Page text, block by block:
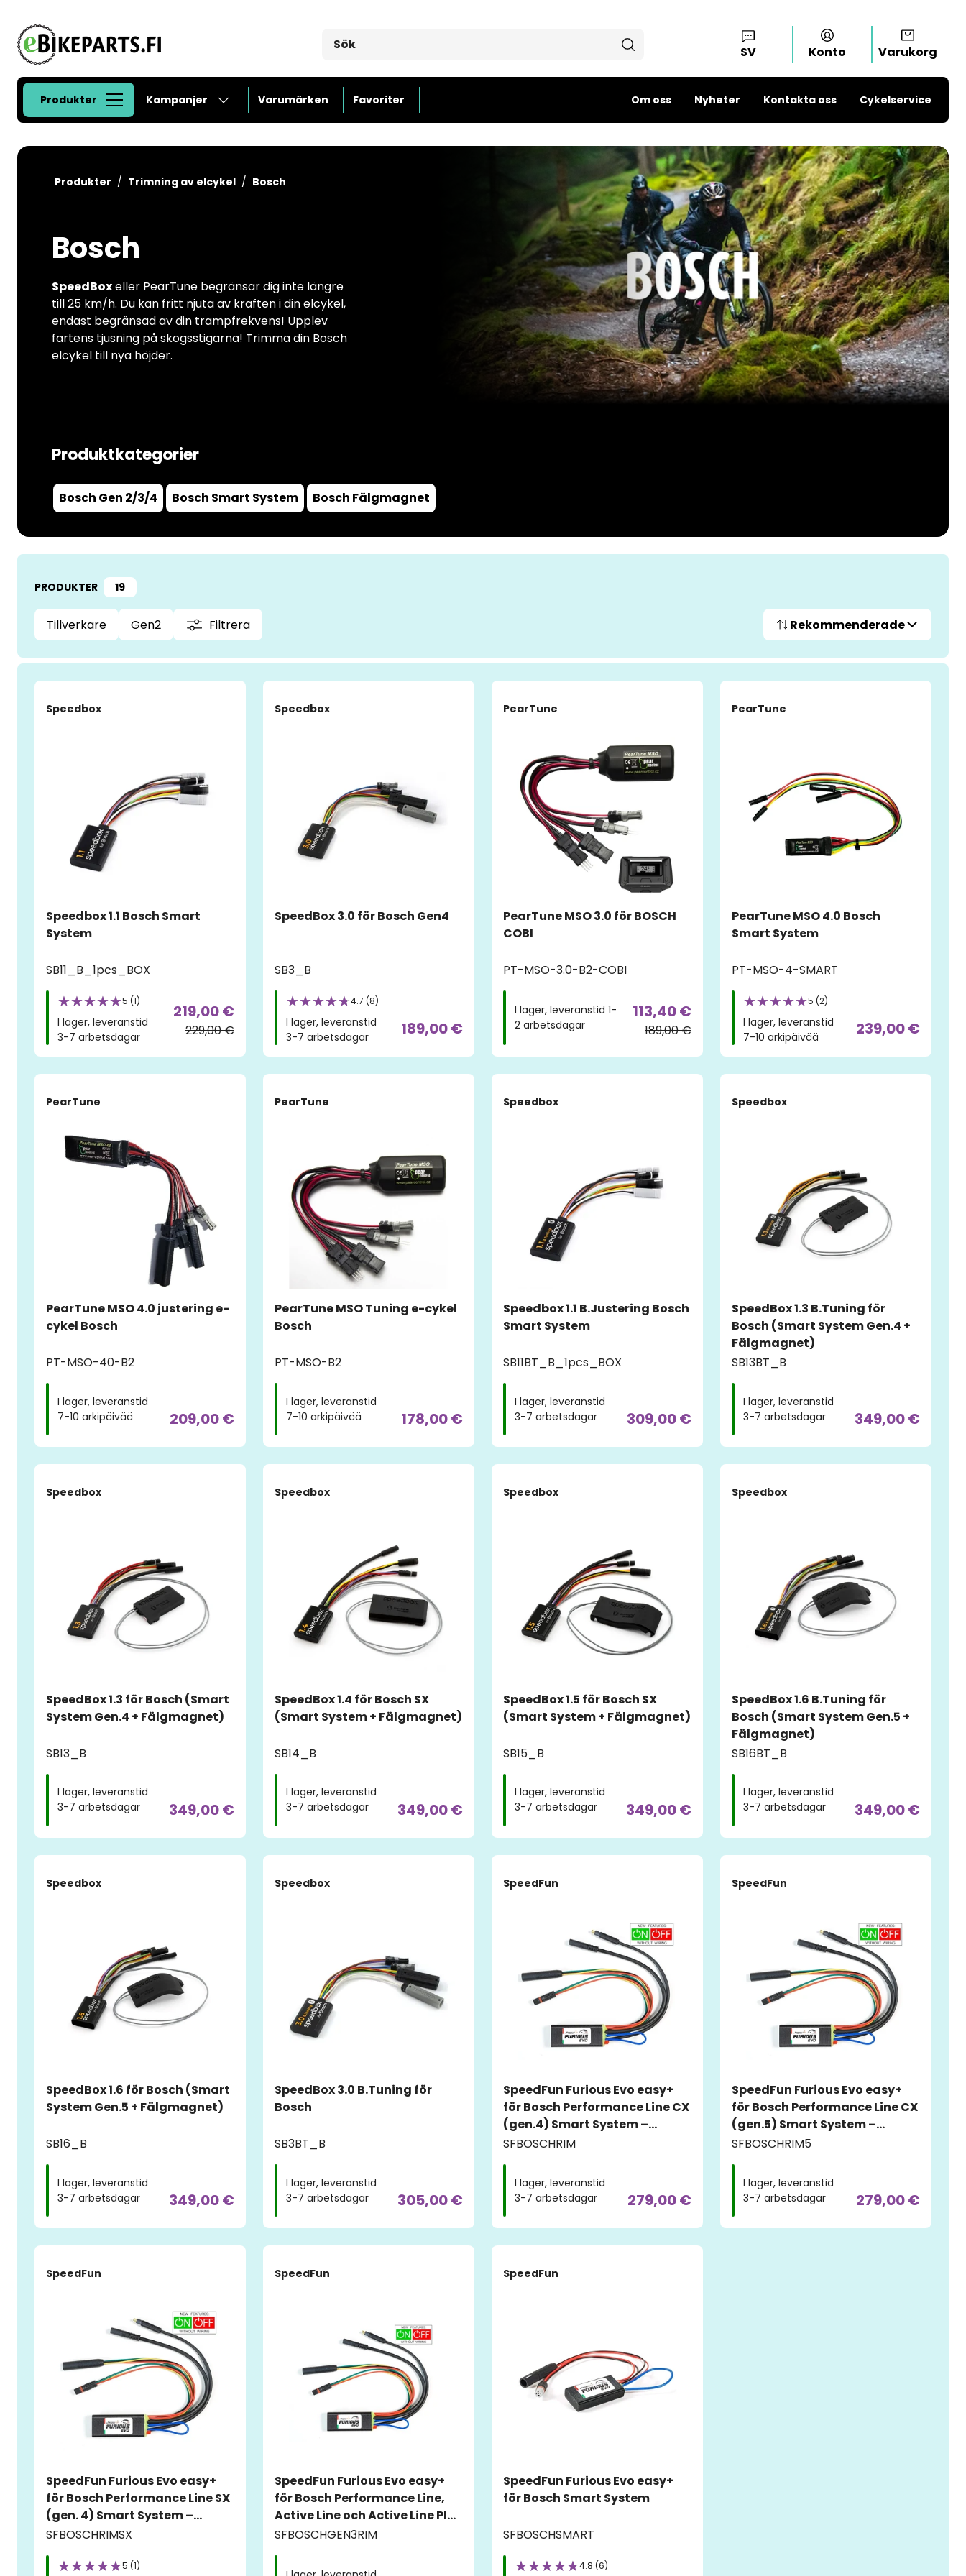
SV Konto Varukorg
Produkter Kampanjer Varumärken Favoriter Om oss Nyheter Kontakta oss Cykelservice
Produkter Trimning av elcykel Bosch
Bosch
SpeedBoxeller PearTune begränsar dig inte längre
till 25 km/h. Du kan fritt njuta av kraften i din elcykel,
endast begränsad av din trampfrekvens! Upplev
fartens tjusning på skogsstigarna! Trimma din Bosch
elcykel till nya höjder.
Produktkategorier
Bosch Gen 2/3/4 Bosch Smart System Bosch Fälgmagnet
PRODUKTER 19
Tillverkare Gen2 Filtrera Rekommenderade
Speedbox
-4%
Speedbox 1.1 Bosch Smart
System
SB11_B_1pcs_BOX
5 (1)
I lager, leveranstid
3-7 arbetsdagar
219,00 €
229,00 €
Speedbox
SpeedBox 3.0 för Bosch Gen4
SB3_B
4.7 (8)
I lager, leveranstid
3-7 arbetsdagar
189,00 €
PearTune
-40%
PearTune MSO 3.0 för BOSCH
COBI
PT-MSO-3.0-B2-COBI
I lager, leveranstid 1-
2 arbetsdagar
113,40 €
189,00 €
PearTune
PearTune MSO 4.0 Bosch
Smart System
PT-MSO-4-SMART
5 (2)
I lager, leveranstid
7-10 arkipäivää
239,00 €
PearTune
PearTune MSO 4.0 justering e-
cykel Bosch
PT-MSO-40-B2
I lager, leveranstid
7-10 arkipäivää
209,00 €
PearTune
PearTune MSO Tuning e-cykel
Bosch
PT-MSO-B2
I lager, leveranstid
7-10 arkipäivää
178,00 €
Speedbox
Speedbox 1.1 B.Justering Bosch
Smart System
SB11BT_B_1pcs_BOX
I lager, leveranstid
3-7 arbetsdagar
309,00 €
Speedbox
SpeedBox 1.3 B.Tuning för
Bosch (Smart System Gen.4 +
Fälgmagnet)
SB13BT_B
I lager, leveranstid
3-7 arbetsdagar
349,00 €
Speedbox
SpeedBox 1.3 för Bosch (Smart
System Gen.4 + Fälgmagnet)
SB13_B
I lager, leveranstid
3-7 arbetsdagar
349,00 €
Speedbox
SpeedBox 1.4 för Bosch SX
(Smart System + Fälgmagnet)
SB14_B
I lager, leveranstid
3-7 arbetsdagar
349,00 €
Speedbox
SpeedBox 1.5 för Bosch SX
(Smart System + Fälgmagnet)
SB15_B
I lager, leveranstid
3-7 arbetsdagar
349,00 €
Speedbox
SpeedBox 1.6 B.Tuning för
Bosch (Smart System Gen.5 +
Fälgmagnet)
SB16BT_B
I lager, leveranstid
3-7 arbetsdagar
349,00 €
Speedbox
SpeedBox 1.6 för Bosch (Smart
System Gen.5 + Fälgmagnet)
SB16_B
I lager, leveranstid
3-7 arbetsdagar
349,00 €
Speedbox
SpeedBox 3.0 B.Tuning för
Bosch
SB3BT_B
I lager, leveranstid
3-7 arbetsdagar
305,00 €
SpeedFun
SpeedFun Furious Evo easy+
för Bosch Performance Line CX
(gen.4) Smart System –
Fälgmagnet
SFBOSCHRIM
I lager, leveranstid
3-7 arbetsdagar
279,00 €
SpeedFun
SpeedFun Furious Evo easy+
för Bosch Performance Line CX
(gen.5) Smart System –
Fälgsmagnet
SFBOSCHRIM5
I lager, leveranstid
3-7 arbetsdagar
279,00 €
SpeedFun
SpeedFun Furious Evo easy+
för Bosch Performance Line SX
(gen. 4) Smart System –
Fälgmagnet
SFBOSCHRIMSX
5 (1)
SpeedFun
SpeedFun Furious Evo easy+
för Bosch Performance Line,
Active Line och Active Line Plus
(gen. 3) Smart System –
SFBOSCHGEN3RIM
SpeedFun
SpeedFun Furious Evo easy+
för Bosch Smart System
SFBOSCHSMART
4.8 (6)